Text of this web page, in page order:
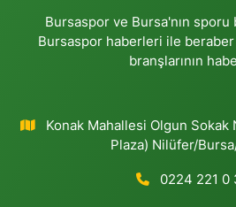
Bursaspor ve Bursa'nın sporu
Bursaspor haberleri ile
branşlarının
Konak Mahallesi Olgun Sokak
Plaza) Nilüfer/
0224 221 0